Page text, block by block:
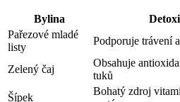
Bylina
Pařezové mladé
listy
Podporuje trávení
Zelený čaj
Obsahuje
tuků
Šípek
Bohatý zdroj